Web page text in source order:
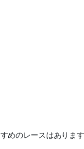
めのレースはありま